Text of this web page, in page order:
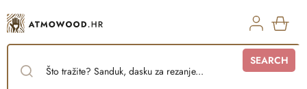
to
content
SEARCH